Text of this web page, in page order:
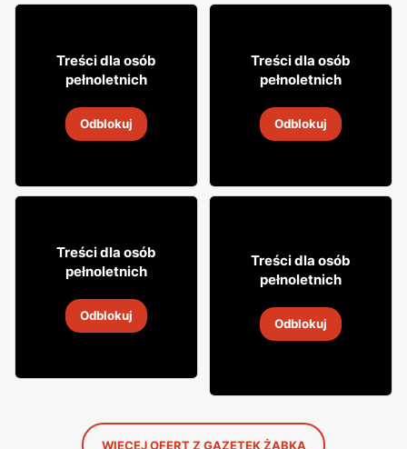
4999
18 sie 2026
Treści dla osób
pełnoletnich
Odblokuj
7 99
18 sie 2026
Treści dla osób
pełnoletnich
Odblokuj
49 99
18 sie 2026
Treści dla osób
pełnoletnich
Odblokuj
49
Napój alkoholowy Soplica
18 sie 2026
Treści dla osób
pełnoletnich
Odblokuj
WIĘCEJ OFERT Z GAZETEK ŻABKA